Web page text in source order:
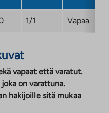
1/1 Vapaa
vapaat että varatut.
on varattuna.
hakijoille sitä mukaa